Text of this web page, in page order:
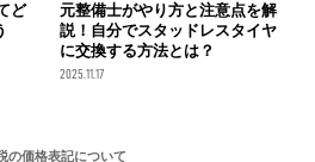
ど
元整備士がやり方と注意点を解
説！自分でスタッドレスタイヤ
に交換する方法とは？
2025.11.17
の価格表記について